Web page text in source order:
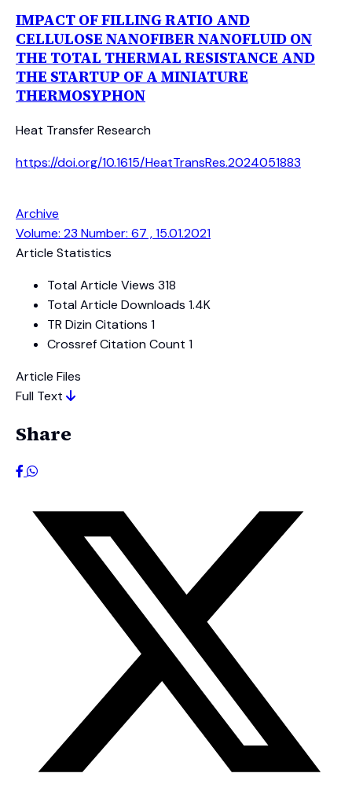
IMPACT OF FILLING RATIO AND
CELLULOSE NANOFIBER NANOFLUID ON
THE TOTAL THERMAL RESISTANCE AND
THE STARTUP OF A MINIATURE
THERMOSYPHON
Heat Transfer Research
https://doi.org/10.1615/HeatTransRes.2024051883
Archive
Volume: 23 Number: 67 , 15.01.2021
Article Statistics
Total Article Views 318
Total Article Downloads 1.4K
TR Dizin Citations 1
Crossref Citation Count 1
Article Files
Full Text
Share